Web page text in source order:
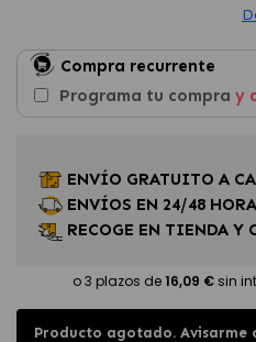
Compra recurrente
Programa tu compra y
ENVÍO GRATUITO A
ENVÍOS EN 24/48
RECOGE EN TIENDA Y
Producto agotado. Avisarme